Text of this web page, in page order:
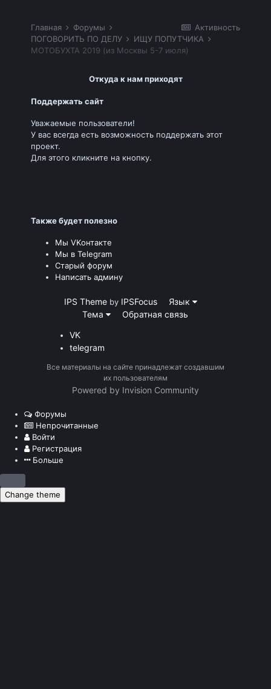
Активность
Главная
Форумы
ПОГОВОРИТЬ ПО ДЕЛУ
ИЩУ ПОПУТЧИКА
МОТОБУХТА 2019 (из Москвы 5-7 июля)
Откуда к нам приходят
Поддержать сайт
Уважаемые пользователи!
У вас всегда есть возможность поддержать этот
проект.
Для этого кликните на кнопку.
Также будет полезно
Мы VKонтакте
Мы в Telegram
Старый форум
Написать админу
IPS Theme by IPSFocus
Язык
Тема
Обратная связь
VK
telegram
Все материалы на сайте принадлежат создавшим
их пользователям
Powered by Invision Community
Форумы
Непрочитанные
Войти
Регистрация
Больше
Change theme